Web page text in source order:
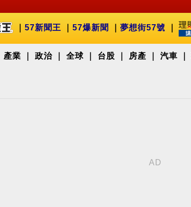
57新聞王 57爆新聞 夢想街57號
產業 政治 全球 台股 房產 汽車